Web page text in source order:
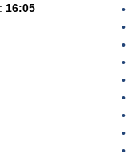
16:05
•
•
•
•
•
•
•
•
•